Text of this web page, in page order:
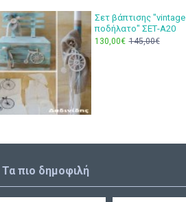
Σετ βάπτισης "vintage
ποδήλατο" ΣΕΤ-Α20
130,00€ 145,00€
Τα πιο δημοφιλή